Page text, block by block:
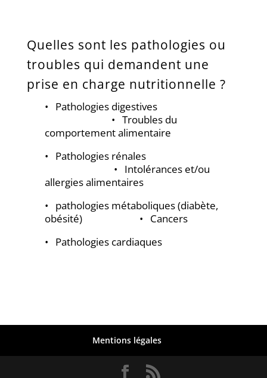
Quelles sont les pathologies ou
troubles qui demandent une
prise en charge nutritionnelle ?
• Pathologies digestives
• Troubles du
comportement alimentaire
• Pathologies rénales
• Intolérances et/ou
allergies alimentaires
• pathologies métaboliques (diabète,
obésité) • Cancers
• Pathologies cardiaques
Mentions légales